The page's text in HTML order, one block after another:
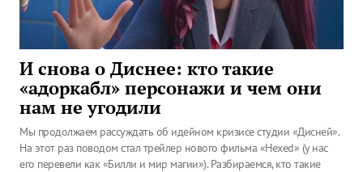
И снова о Диснее: кто такие
«адоркабл» персонажи и чем они
нам не угодили
Мы продолжаем рассуждать об идейном кризисе студии «Дисней».
На этот раз поводом стал трейлер нового фильма «Hexed» (у нас
его перевели как «Билли и мир магии»). Разбираемся, кто такие